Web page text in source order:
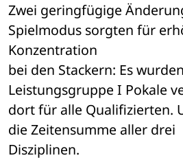
Zwei geringfügige
Spielmodus sorgten für
Konzentration
bei den Stackern: Es
Leistungsgruppe I Pokale
dort für alle Qualifizierten.
die Zeitensumme aller drei
Disziplinen.